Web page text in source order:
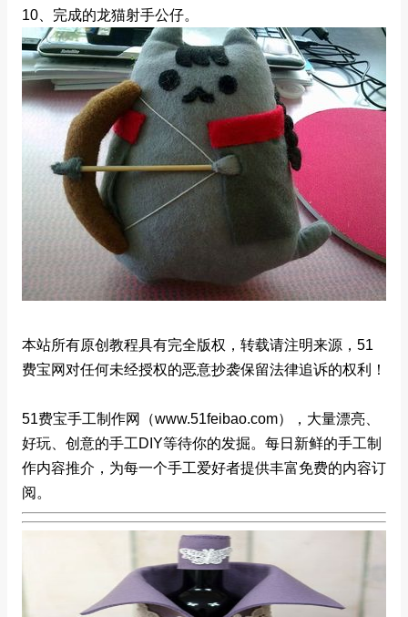
10、完成的龙猫射手公仔。
本站所有原创教程具有完全版权，转载请注明来源，51
费宝网对任何未经授权的恶意抄袭保留法律追诉的权利！
51费宝手工制作网（www.51feibao.com），大量漂亮、
好玩、创意的手工DIY等待你的发掘。每日新鲜的手工制
作内容推介，为每一个手工爱好者提供丰富免费的内容订
阅。